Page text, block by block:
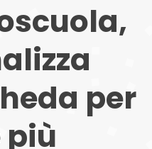
per
più